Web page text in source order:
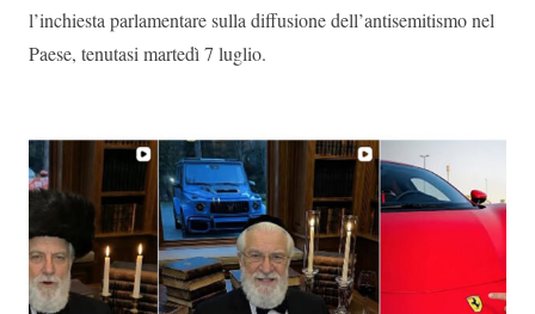
l’inchiesta parlamentare sulla diffusione dell’antisemitismo nel
Paese, tenutasi martedì 7 luglio.